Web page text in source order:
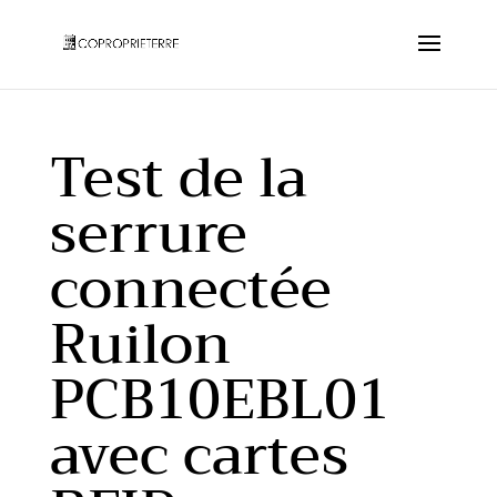
Test de la
serrure
connectée
Ruilon
PCB10EBL01
avec cartes